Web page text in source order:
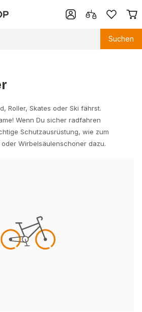
Suchen
Roller, Skates oder Ski fährst.
Wenn Du sicher radfahren
Schutzausrüstung, wie zum
Wirbelsäulenschoner dazu.